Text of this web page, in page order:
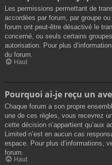
Les permissions permettant de
accordées par forum, par groupe
forum ont peut-être désactivé le
concerné, ou seuls certains
autorisation. Pour plus
du forum.
Haut
Pourquoi ai-je reçu un
Chaque forum a son propre
une de ces règles, vous recevrez
cette décision n’appartient qu’aux
Limited n’est en aucun cas
espace. Pour plus d’informations,
forum.
Haut